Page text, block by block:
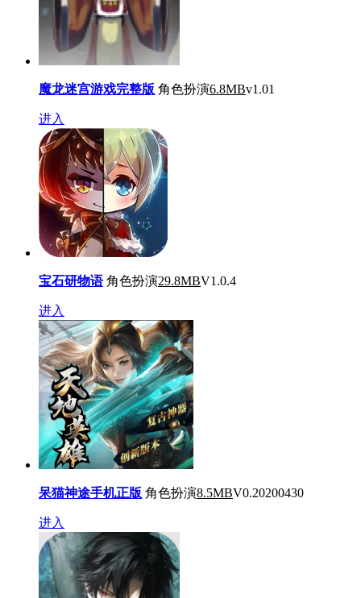
魔龙迷宫游戏完整版 角色扮演6.8MBv1.01
进入
宝石研物语 角色扮演29.8MBV1.0.4
进入
呆猫神途手机正版 角色扮演8.5MBV0.20200430
进入